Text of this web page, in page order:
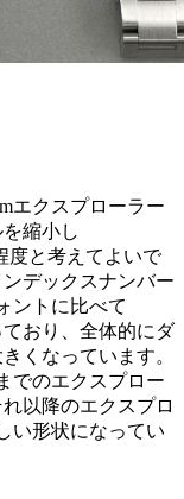
エクスプローラー
縮小し
度と考えてよいで
デックスナンバー
ントに比べて
おり、全体的にダ
くなっています。
でのエクスプロー
以降のエクスプロ
い形状になってい